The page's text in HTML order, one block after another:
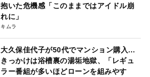
抱いた危機感「このままではアイドル崩
れに」
キムラ
大久保佳代子が50代でマンション購入…
きっかけは浴槽裏の湯垢地獄、「レギュ
ラー番組が多いほどローンを組みやす